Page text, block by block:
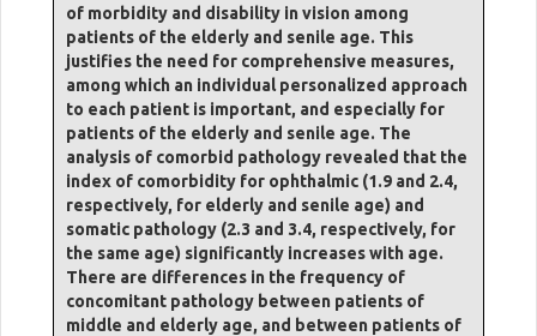
of morbidity and disability in vision among
patients of the elderly and senile age. This
justifies the need for comprehensive measures,
among which an individual personalized approach
to each patient is important, and especially for
patients of the elderly and senile age. The
analysis of comorbid pathology revealed that the
index of comorbidity for ophthalmic (1.9 and 2.4,
respectively, for elderly and senile age) and
somatic pathology (2.3 and 3.4, respectively, for
the same age) significantly increases with age.
There are differences in the frequency of
concomitant pathology between patients of
middle and elderly age, and between patients of